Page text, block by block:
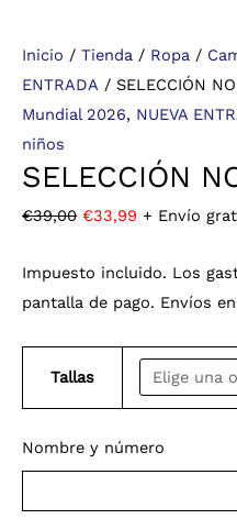
Inicio / Tienda / Ropa /
ENTRADA / SELECCIÓN
Mundial 2026, NUEVA
niños
SELECCIÓN
€39,00 €33,99 + Envío
Impuesto incluido. Los
pantalla de pago. Envíos
Tallas
Nombre y número